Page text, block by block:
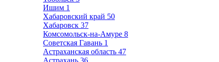
Ишим 1
Хабаровский край 50
Хабаровск 37
Комсомольск-на-Амуре 8
Советская Гавань 1
Астраханская область 47
Астрахань 36